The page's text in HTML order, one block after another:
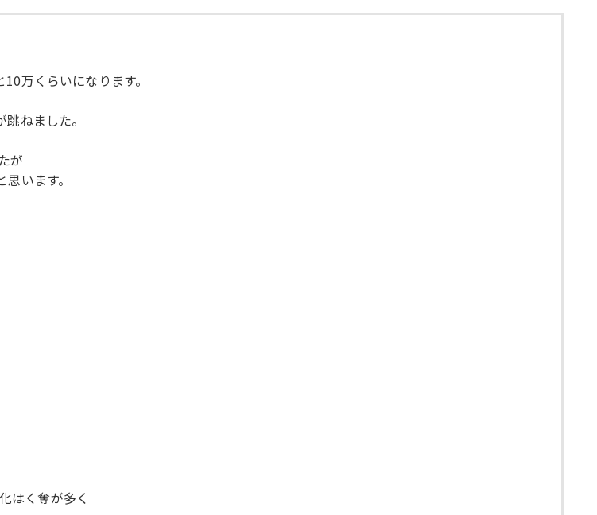
万くらいになります。
ねました。
が
います。
はく奪が多く